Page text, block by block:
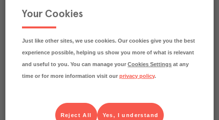
Klimatavtryck
utsläppen av 2.1 kg koldioxid.
Läs mer om hur vi beräknar klimatavtryck
Your Cookies
Just like other sites, we use cookies. Our cookies give you the best
experience possible, helping us show you more of what is relevant
and useful to you. You can manage yourCookies Settings at any
time or for more information visit ourprivacy policy.
Yes, I understand
Reject All